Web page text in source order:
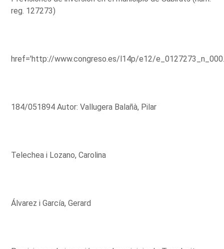
reg. 127273)
href='http://www.congreso.es/l14p/e12/
184/051894 Autor: Vallugera Balañà, Pilar
Telechea i Lozano, Carolina
Álvarez i García, Gerard